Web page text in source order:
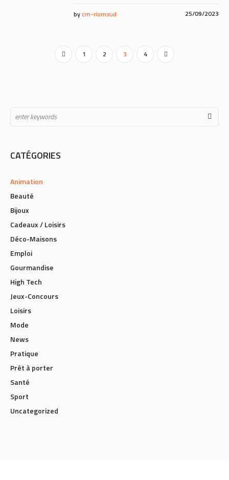
25/09/2023
bycm-riomsud
1 2 3 4
CATÉGORIES
Animation
Beauté
Bijoux
Cadeaux / Loisirs
Déco-Maisons
Emploi
Gourmandise
High Tech
Jeux-Concours
Loisirs
Mode
News
Pratique
Prêt à porter
Santé
Sport
Uncategorized